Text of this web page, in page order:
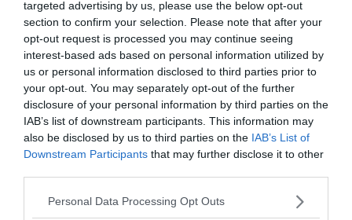
targeted advertising by us, please use the below opt-out
section to confirm your selection. Please note that after your
opt-out request is processed you may continue seeing
interest-based ads based on personal information utilized by
us or personal information disclosed to third parties prior to
your opt-out. You may separately opt-out of the further
disclosure of your personal information by third parties on the
IAB’s list of downstream participants. This information may
also be disclosed by us to third parties on the IAB’s List of
Downstream Participants that may further disclose it to other
Please note that this website/app uses one or more Google
Personal Data Processing Opt Outs
MEDIA PARTNERS